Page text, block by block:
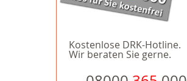
Kostenlose DRK-Hotline.
Wir beraten Sie gerne.